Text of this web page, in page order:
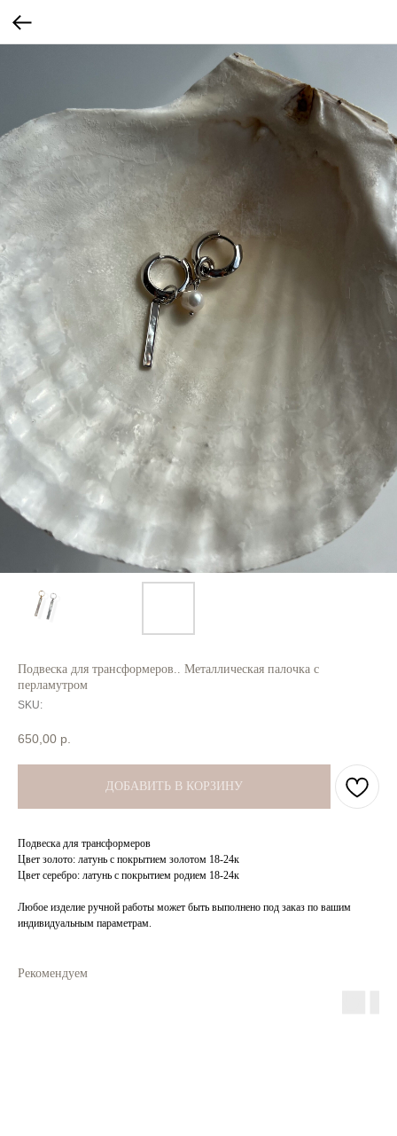
Подвеска для трансформеров.. Металлическая палочка с
перламутром
SKU:
650,00 р.
ДОБАВИТЬ В КОРЗИНУ
Подвеска для трансформеров
Цвет золото: латунь с покрытием золотом 18-24к
Цвет серебро: латунь с покрытием родием 18-24к
Любое изделие ручной работы может быть выполнено под заказ по вашим
индивидуальным параметрам.
Рекомендуем